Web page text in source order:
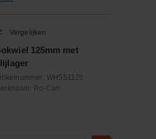
Vergelijken
125mm met
WH551125
Ro-Carr